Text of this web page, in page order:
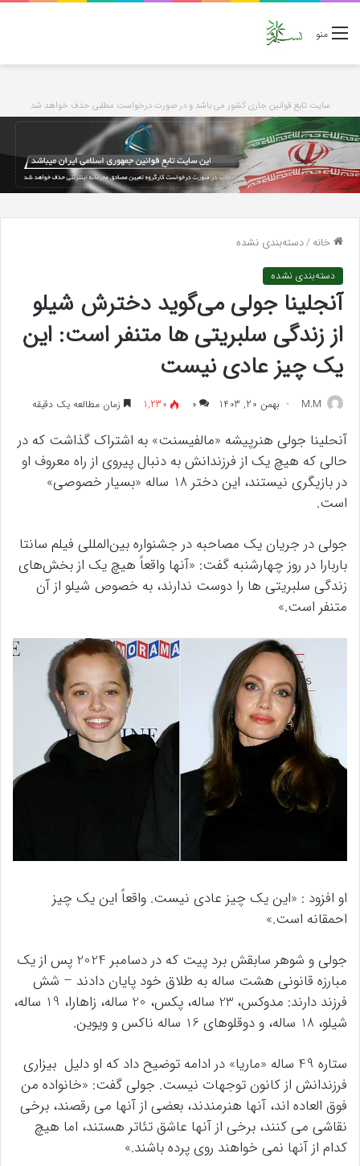
منو
سایت تابع قوانین جاری کشور می باشد و در صورت درخواست مطلبی حذف خواهد شد
خانه/دسته‌بندی نشده
دسته‌بندی نشده
آنجلینا جولی می‌گوید دخترش شیلو
از زندگی سلبریتی ها متنفر است: این
یک چیز عادی نیست
M.M بهمن 20, 1403 ۰ 1,230 زمان مطالعه یک دقیقه
آنحلینا جولی هنرپیشه «مالفیسنت» به اشتراک گذاشت که در
حالی که هیچ یک از فرزندانش به دنبال پیروی از راه معروف او
در بازیگری نیستند، این دختر 18 ساله «بسیار خصوصی»
است.
جولی در جریان یک مصاحبه در جشنواره بین‌المللی فیلم سانتا
باربارا در روز چهارشنبه گفت: «آنها واقعاً هیچ یک از بخش‌های
زندگی سلبریتی ها را دوست ندارند، به خصوص شیلو از آن
متنفر است.»
او افزود : «این یک چیز عادی نیست. واقعاً این یک چیز
احمقانه است.»
جولی و شوهر سابقش برد پیت که در دسامبر 2024 پس از یک
مبارزه قانونی هشت ساله به طلاق خود پایان دادند – شش
فرزند دارند: مدوکس، 23 ساله، پکس، 20 ساله، زاهارا، 19 ساله،
شیلو، 18 ساله، و دوقلوهای 16 ساله ناکس و ویوین.
ستاره 49 ساله «ماریا» در ادامه توضیح داد که او دلیل بیزاری
فرزندانش از کانون توجهات نیست. جولی گفت: «خانواده من
فوق العاده اند، آنها هنرمندند، بعضی از آنها می رقصند، برخی
نقاشی می کنند، برخی از آنها عاشق تئاتر هستند، اما هیچ
کدام از آنها نمی خواهند روی پرده باشند.»